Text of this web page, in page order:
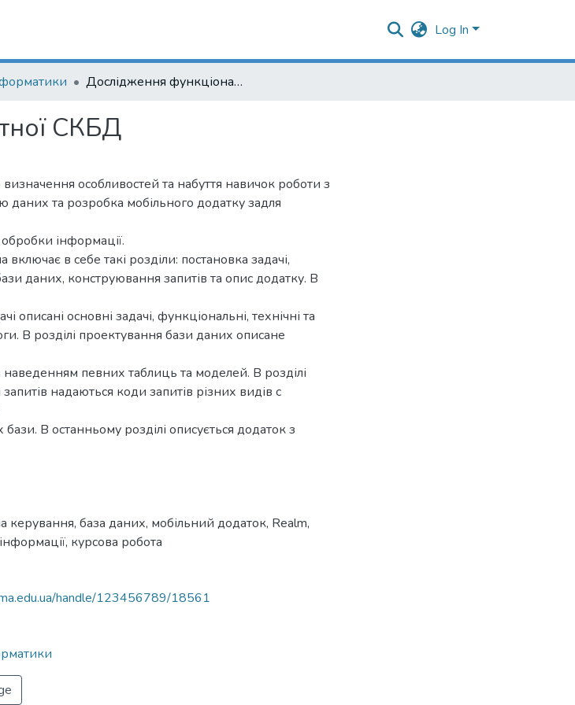
Log In
Дослідження функціоналу об’єктної СКБД
СКБД
особливостей та набуття навичок роботи з
даних та розробка мобільного додатку задля
інформації.
включає в себе такі розділи: постановка задачі,
даних, конструювання запитів та опис додатку. В
описані основні задачі, функціональні, технічні та
В розділі проектування бази даних описане
наведенням певних таблиць та моделей. В розділі
надаються коди запитів різних видів с
В останньому розділі описується додаток з
керування, база даних, мобільний додаток, Realm,
, курсова робота
handle/123456789/18561